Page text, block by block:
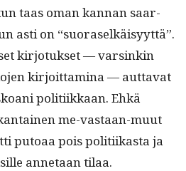
taas oman kan­nan saar­
asti on “suo­raselkäisyyt­tä”.
kir­jo­tuk­set — varsinkin
kir­joit­ta­m­i­na — aut­ta­vat
poli­ti­ikkaan. Ehkä
me-vas­taan-muut
putoaa pois poli­ti­ikas­ta ja
annetaan tilaa.